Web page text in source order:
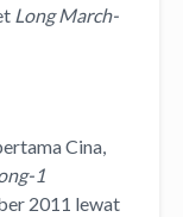
Long March-
Cina,
1
2011 lewat